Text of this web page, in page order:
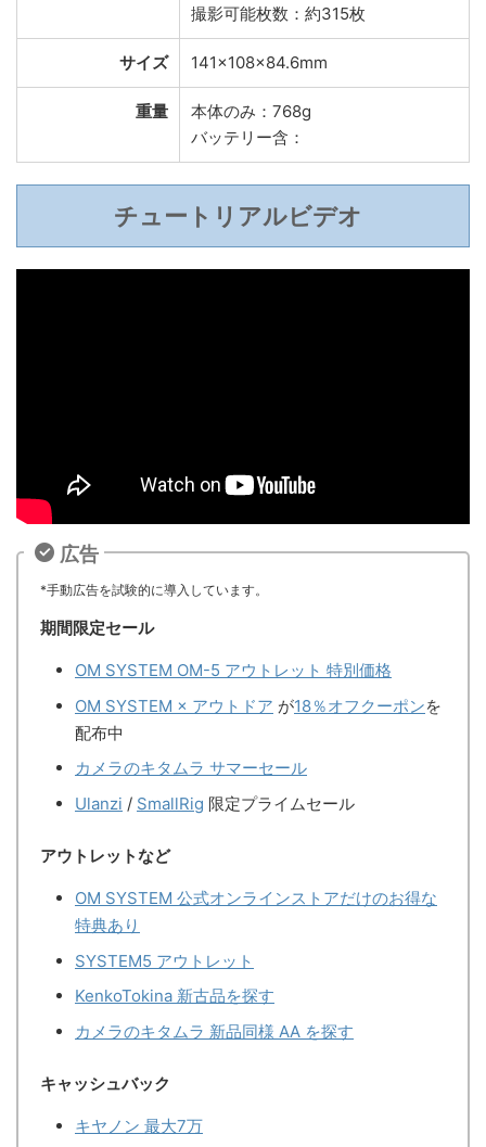
撮影可能枚数：約315枚
サイズ 141×108×84.6mm
重量
本体のみ：768g
バッテリー含：
チュートリアルビデオ
広告
*手動広告を試験的に導入しています。
期間限定セール
OM SYSTEM OM-5 アウトレット 特別価格
OM SYSTEM × アウトドア が18％オフクーポンを
配布中
カメラのキタムラ サマーセール
Ulanzi / SmallRig 限定プライムセール
アウトレットなど
OM SYSTEM 公式オンラインストアだけのお得な
特典あり
SYSTEM5 アウトレット
KenkoTokina 新古品を探す
カメラのキタムラ 新品同様 AA を探す
キャッシュバック
キヤノン 最大7万